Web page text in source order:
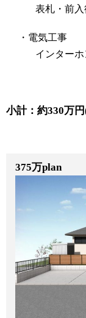
表札・前入後
・電気工事
インターホン
小計：約330万
375万plan